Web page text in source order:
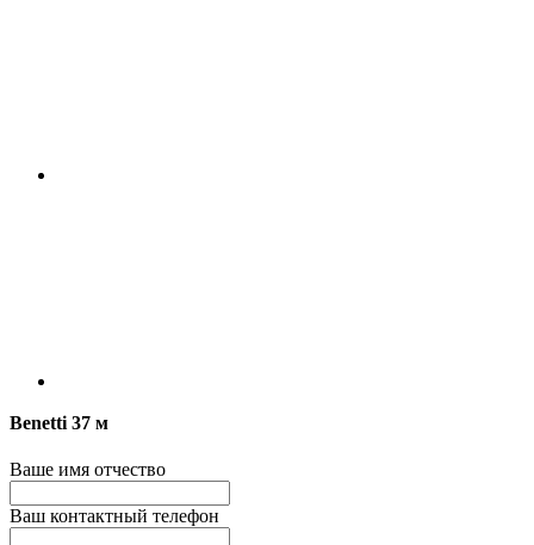
Benetti 37 м
Ваше имя отчество
Ваш контактный телефон